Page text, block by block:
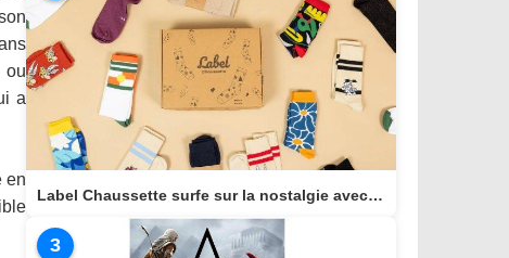
ou
a
en
Label Chaussette surfe sur la nostalgie avec une collection dédiée aux héros cultes de notre enfance
3